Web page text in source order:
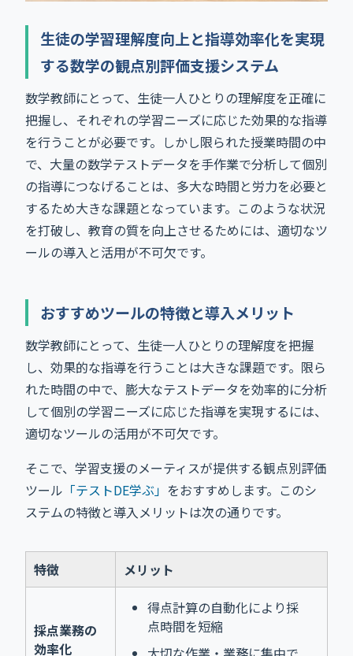
生徒の学習理解度向上と指導効率化を実現
する数学の観点別評価支援システム
数学教師にとって、生徒一人ひとりの理解度を正確に
把握し、それぞれの学習ニーズに応じた効果的な指導
を行うことが必要です。しかし限られた授業時間の中
で、大量の数学テストデータを手作業で分析して個別
の指導につなげることは、多大な時間と労力を必要と
するため大きな課題となっています。このような状況
を打破し、教育の質を向上させるためには、適切なツ
ールの導入と活用が不可欠です。
おすすめツールの特徴と導入メリット
数学教師にとって、生徒一人ひとりの理解度を把握
し、効果的な指導を行うことは大きな課題です。限ら
れた時間の中で、膨大なテストデータを効率的に分析
して個別の学習ニーズに応じた指導を実現するには、
適切なツールの活用が不可欠です。
そこで、学習支援のメーティスが提供する観点別評価
ツール 「テストDE学ぶ」 をおすすめします。このシ
ステムの特徴と導入メリットは次の通りです。
特徴 メリット
採点業務の
効率化
得点計算の自動化により採
点時間を短縮